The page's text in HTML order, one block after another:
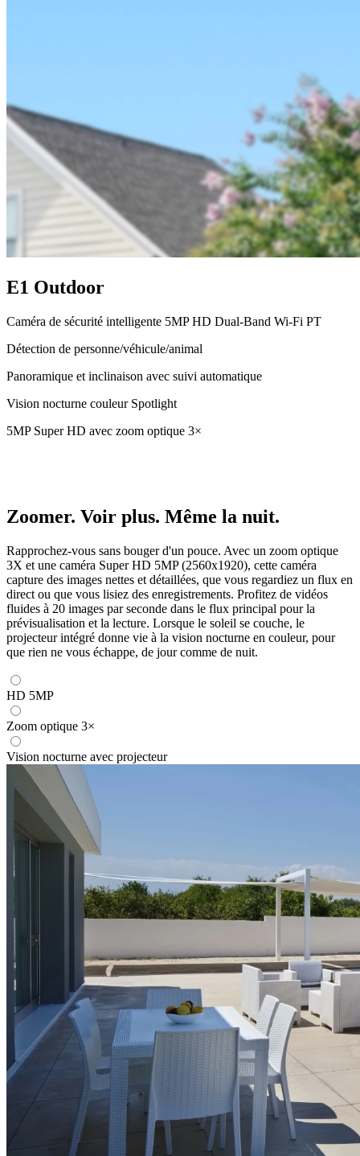
E1 Outdoor
Caméra de sécurité intelligente 5MP HD Dual-Band Wi-Fi PT
Détection de personne/véhicule/animal
Panoramique et inclinaison avec suivi automatique
Vision nocturne couleur Spotlight
5MP Super HD avec zoom optique 3×
Zoomer. Voir plus. Même la nuit.
Rapprochez-vous sans bouger d'un pouce. Avec un zoom optique
3X et une caméra Super HD 5MP (2560x1920), cette caméra
capture des images nettes et détaillées, que vous regardiez un flux en
direct ou que vous lisiez des enregistrements. Profitez de vidéos
fluides à 20 images par seconde dans le flux principal pour la
prévisualisation et la lecture. Lorsque le soleil se couche, le
projecteur intégré donne vie à la vision nocturne en couleur, pour
que rien ne vous échappe, de jour comme de nuit.
HD 5MP
Zoom optique 3×
Vision nocturne avec projecteur